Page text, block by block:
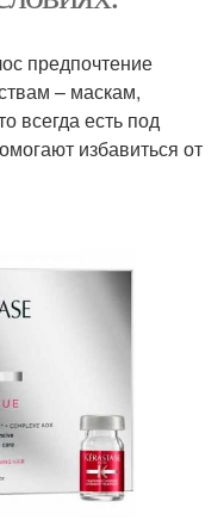
предпочтение
– маскам,
всегда есть под
избавиться от